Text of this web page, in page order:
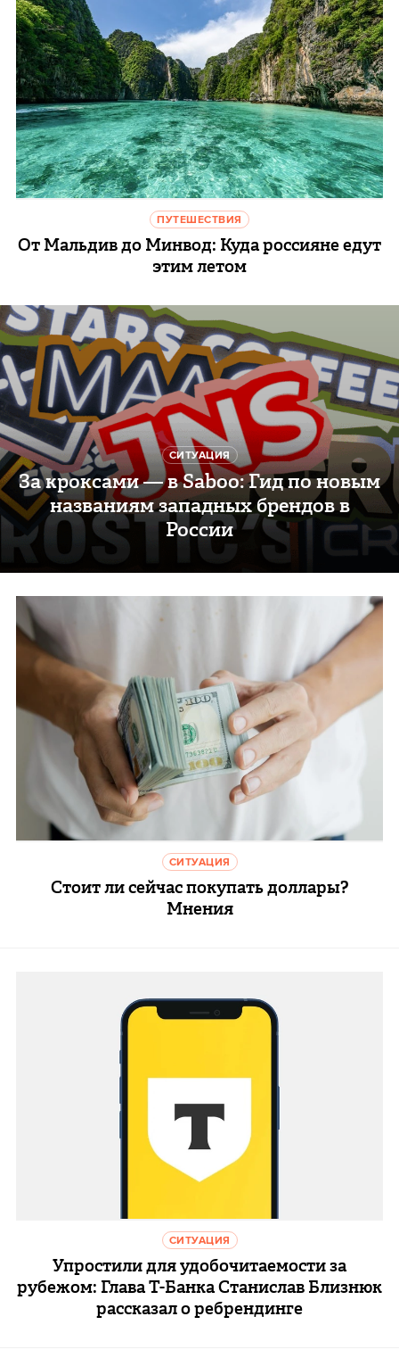
ПУТЕШЕСТВИЯ
От Мальдив до Минвод: Куда россияне едут
этим летом
СИТУАЦИЯ
За кроксами — в Saboo: Гид по новым
названиям западных брендов в
России
СИТУАЦИЯ
Стоит ли сейчас покупать доллары?
Мнения
СИТУАЦИЯ
Упростили для удобочитаемости за
рубежом: Глава Т-Банка Станислав Близнюк
рассказал о ребрендинге